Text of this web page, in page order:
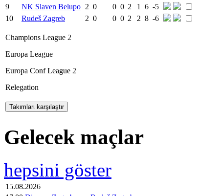
9
NK Slaven Belupo 2 0 0 0 2 1 6 -5
10
Rudeš Zagreb 2 0 0 0 2 2 8 -6
Champions League 2
Europa League
Europa Conf League 2
Relegation
Gelecek maçlar
hepsini göster
15.08.2026